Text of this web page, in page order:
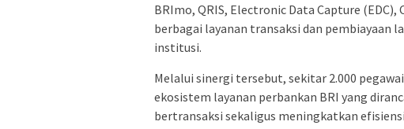
BRImo, QRIS, Electronic Data Capture
berbagai layanan transaksi dan pembiayaan
institusi.
Melalui sinergi tersebut, sekitar 2.000
ekosistem layanan perbankan BRI yang
bertransaksi sekaligus meningkatkan